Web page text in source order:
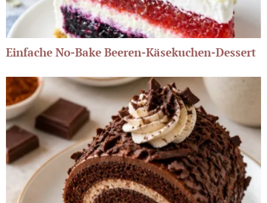
Einfache No-Bake Beeren-Käsekuchen-Dessert